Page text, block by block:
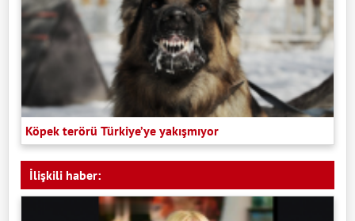
Köpek terörü Türkiye’ye yakışmıyor
İlişkili haber: